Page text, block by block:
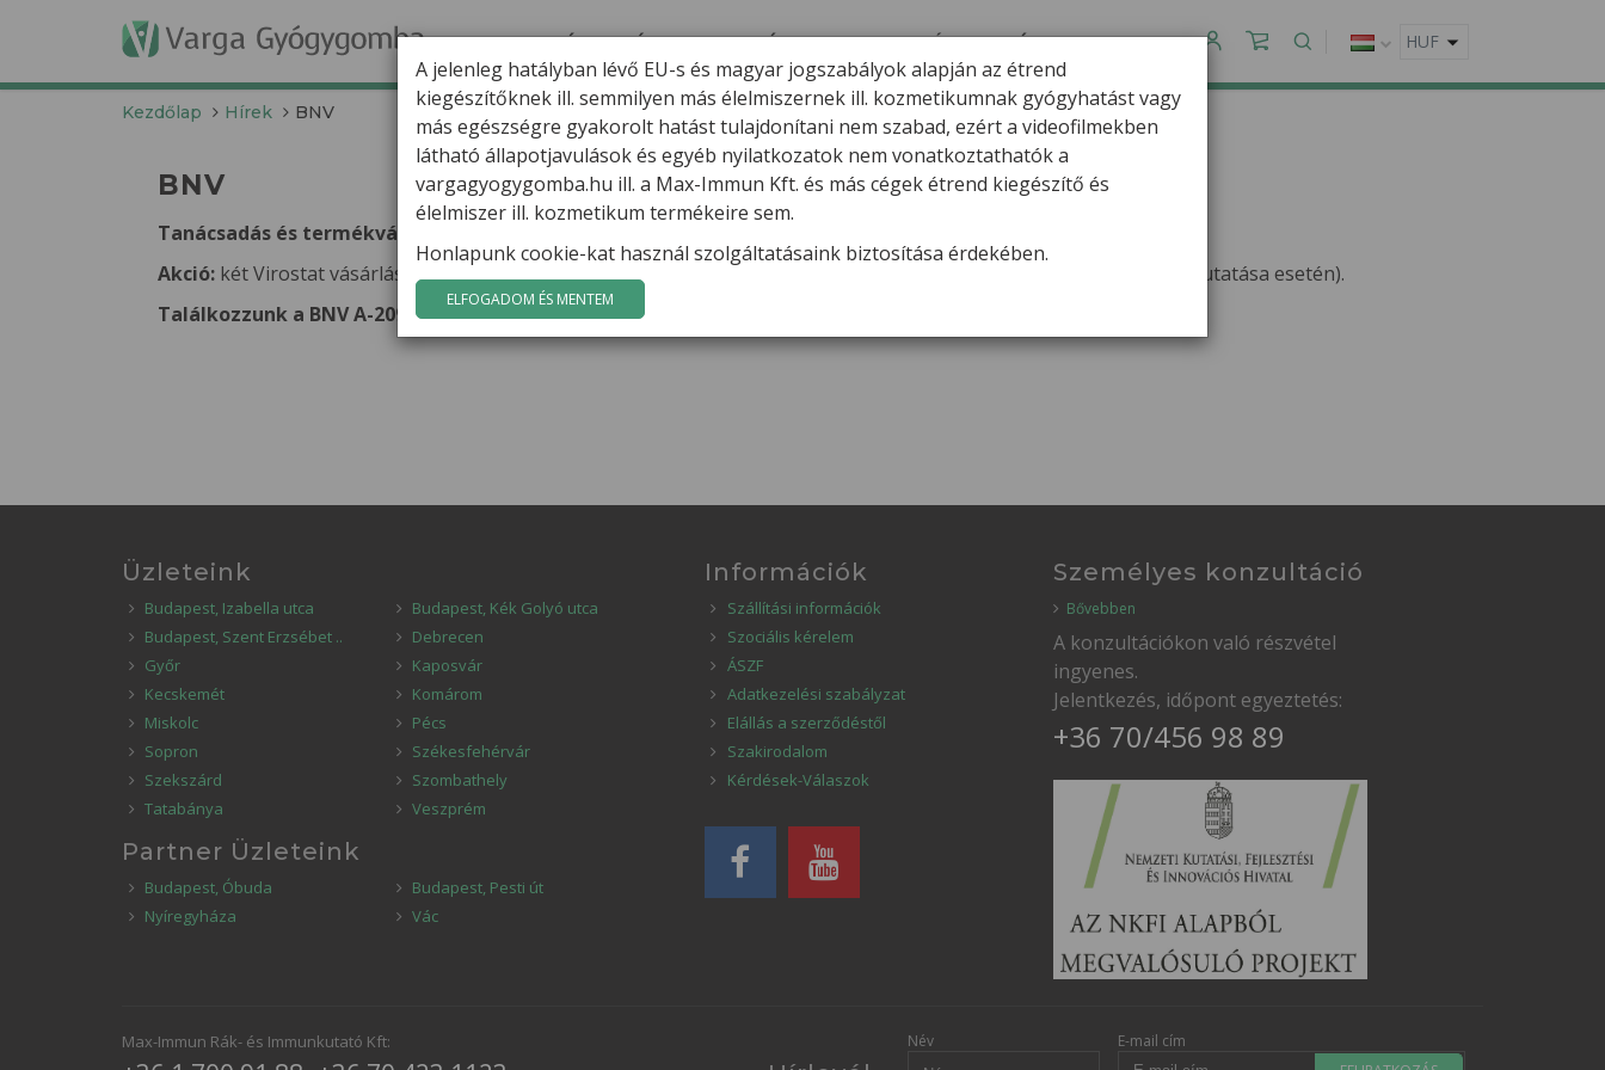
TERMÉKEK HÍREK VARGA GÁBOR FILMEK GYÓGYGOMBÁK KAPCSOLAT
Kezdőlap Hírek BNV
BNV
Tanácsadás és termékvásárlás a BNV-n szerdától vasárnapig!
Akció: két Virostat vásárlása esetén visszakapja a BNV belépő árát (1200 Ft) (csak a BNV területén a belépőjegy felmutatása esetén).
Találkozzunk a BNV A-209 standjánál!
Üzleteink
Budapest, Izabella utca
Budapest, Kék Golyó utca
Budapest, Szent Erzsébet ..
Debrecen
Győr
Kaposvár
Kecskemét
Komárom
Miskolc
Pécs
Sopron
Székesfehérvár
Szekszárd
Szombathely
Tatabánya
Veszprém
Partner Üzleteink
Budapest, Óbuda
Budapest, Pesti út
Nyíregyháza
Vác
Információk
Szállítási információk
Szociális kérelem
ÁSZF
Adatkezelési szabályzat
Elállás a szerződéstől
Szakirodalom
Kérdések-Válaszok
Személyes konzultáció
Bővebben
A konzultációkon való részvétel
ingyenes.
Jelentkezés, időpont egyeztetés:
+36 70/456 98 89
Max-Immun Rák- és Immunkutató Kft: Név
E-mail cím
A jelenleg hatályban lévő EU-s és magyar jogszabályok alapján az étrend
kiegészítőknek ill. semmilyen más élelmiszernek ill. kozmetikumnak gyógyhatást vagy
más egészségre gyakorolt hatást tulajdonítani nem szabad, ezért a videofilmekben
látható állapotjavulások és egyéb nyilatkozatok nem vonatkoztathatók a
vargagyogygomba.hu ill. a Max-Immun Kft. és más cégek étrend kiegészítő és
élelmiszer ill. kozmetikum termékeire sem.
Honlapunk cookie-kat használ szolgáltatásaink biztosítása érdekében.
ELFOGADOM ÉS MENTEM